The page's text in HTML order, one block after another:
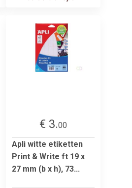
€ 3.00
Apli witte etiketten
Print & Write ft 19 x
27 mm (b x h), 73...